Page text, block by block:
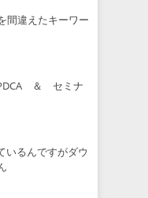
間違えたキーワー
PDCA ＆ セミナ
いるんですがダウ